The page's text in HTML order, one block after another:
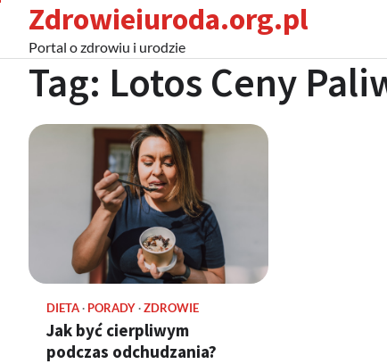
content
Zdrowieiuroda.org.pl
Portal o zdrowiu i urodzie
Tag: Lotos Ceny
DIETA PORADY ZDROWIE
Jak być cierpliwym
podczas odchudzania?